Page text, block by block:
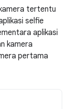
tertentu
selfie
aplikasi
kamera
pertama